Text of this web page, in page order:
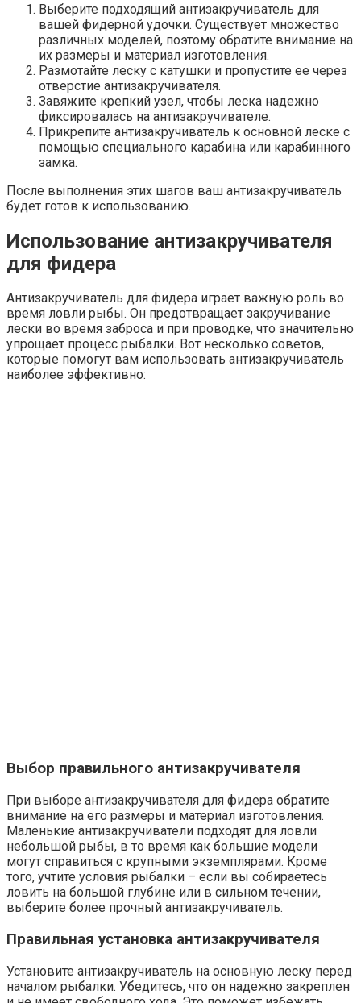
Выберите подходящий антизакручиватель для
вашей фидерной удочки. Существует множество
различных моделей, поэтому обратите внимание на
их размеры и материал изготовления.
Размотайте леску с катушки и пропустите ее через
отверстие антизакручивателя.
Завяжите крепкий узел, чтобы леска надежно
фиксировалась на антизакручивателе.
Прикрепите антизакручиватель к основной леске с
помощью специального карабина или карабинного
замка.
После выполнения этих шагов ваш антизакручиватель
будет готов к использованию.
Использование антизакручивателя
для фидера
Антизакручиватель для фидера играет важную роль во
время ловли рыбы. Он предотвращает закручивание
лески во время заброса и при проводке, что значительно
упрощает процесс рыбалки. Вот несколько советов,
которые помогут вам использовать антизакручиватель
наиболее эффективно:
Выбор правильного антизакручивателя
При выборе антизакручивателя для фидера обратите
внимание на его размеры и материал изготовления.
Маленькие антизакручиватели подходят для ловли
небольшой рыбы, в то время как большие модели
могут справиться с крупными экземплярами. Кроме
того, учтите условия рыбалки – если вы собираетесь
ловить на большой глубине или в сильном течении,
выберите более прочный антизакручиватель.
Правильная установка антизакручивателя
Установите антизакручиватель на основную леску перед
началом рыбалки. Убедитесь, что он надежно закреплен